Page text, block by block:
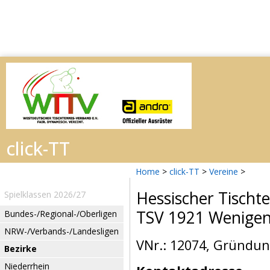
Home > click-TT > Vereine >
Spielklassen 2026/27
Bundes-/Regional-/Oberligen
NRW-/Verbands-/Landesligen
Bezirke
Niederrhein
Hessischer
TSV 1921
VNr.: 12074,